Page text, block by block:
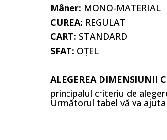
Mâner: MONO-MATERIAL
CUREA: REGULAT
CART: STANDARD
SFAT: OŢEL
ALEGEREA DIMENSIUNII
principalul criteriu de
Următorul tabel vă va ajuta